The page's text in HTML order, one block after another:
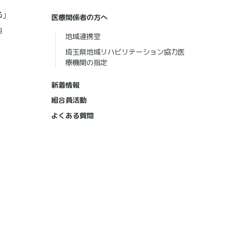
医療関係者の方へ
地域連携室
埼玉県地域リハビリテーション協力医
療機関の指定
新着情報
組合員活動
よくある質問